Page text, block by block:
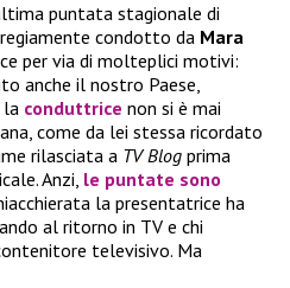
puntata stagionale di
condotto da Mara
per via di molteplici motivi:
anche il nostro Paese,
la conduttrice non si è mai
come da lei stessa ricordato
rilasciata a TV Blog prima
Anzi, le puntate sono
la presentatrice ha
al ritorno in TV e chi
televisivo. Ma